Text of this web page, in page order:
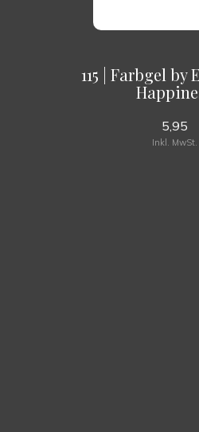
115 | Farbgel by
5,95
Inkl. MwSt.